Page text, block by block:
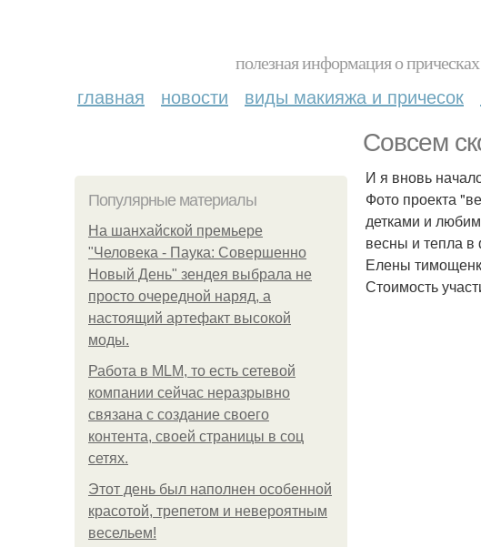
полезная информация о
главная новости виды макияжа и причесок
Совсем
Популярные материалы
На шанхайской премьере
"Человека - Паука: Совершенно
Новый День" зендея выбрала не
просто очередной наряд, а
настоящий артефакт высокой
моды.
Работа в MLM, то есть сетевой
компании сейчас неразрывно
связана с создание своего
контента, своей страницы в соц
сетях.
Этот день был наполнен особенной
красотой, трепетом и невероятным
весельем!
И я вновь
Фото проекта
детками и
весны и тепла
Елены
Стоимость